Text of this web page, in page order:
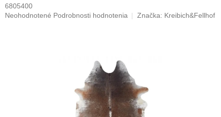
6805400
Priemerné
Neohodnotené Podrobnosti hodnotenia Značka: Kreibich&Fellhof